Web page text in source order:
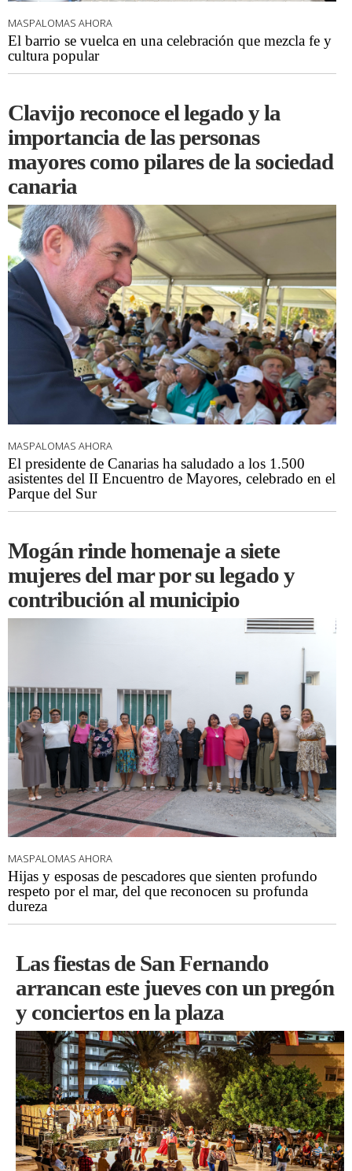
MASPALOMAS AHORA
El barrio se vuelca en una celebración que mezcla fe y
cultura popular
Clavijo reconoce el legado y la
importancia de las personas
mayores como pilares de la sociedad
canaria
MASPALOMAS AHORA
El presidente de Canarias ha saludado a los 1.500
asistentes del II Encuentro de Mayores, celebrado en el
Parque del Sur
Mogán rinde homenaje a siete
mujeres del mar por su legado y
contribución al municipio
MASPALOMAS AHORA
Hijas y esposas de pescadores que sienten profundo
respeto por el mar, del que reconocen su profunda
dureza
Las fiestas de San Fernando
arrancan este jueves con un pregón
y conciertos en la plaza